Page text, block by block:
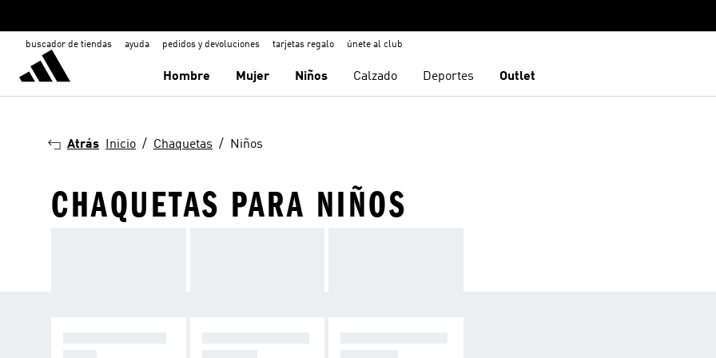
buscador de tiendas ayuda pedidos y devoluciones tarjetas regalo únete al club
Hombre Mujer Niños Calzado Deportes Outlet
Atrás Inicio Chaquetas Niños
CHAQUETAS PARA NIÑOS